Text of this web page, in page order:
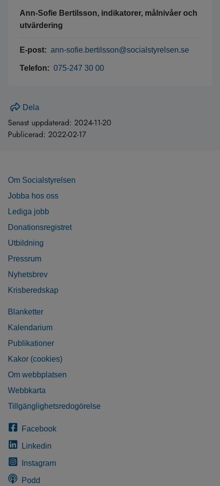
Ann-Sofie Bertilsson, indikatorer, målnivåer och
utvärdering
E-post: ann-sofie.bertilsson@socialstyrelsen.se
Telefon: 075-247 30 00
Dela
Senast uppdaterad: 2024-11-20
Publicerad: 2022-02-17
Om Socialstyrelsen
Jobba hos oss
Lediga jobb
Donationsregistret
Utbildning
Pressrum
Nyhetsbrev
Krisberedskap
Blanketter
Kalendarium
Publikationer
Kakor (cookies)
Om webbplatsen
Webbkarta
Tillgänglighetsredogörelse
Facebook
Linkedin
Instagram
Podd